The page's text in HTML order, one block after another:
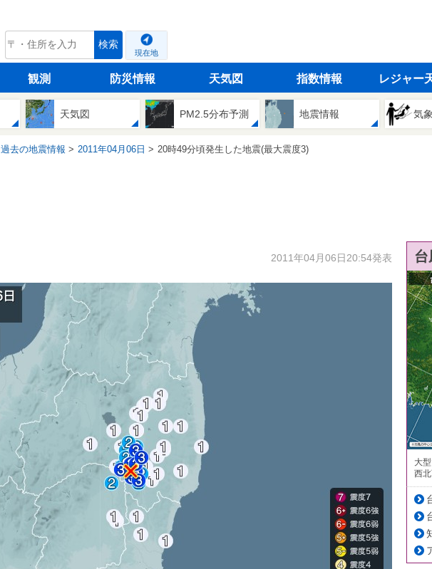
tenki.jp 検索
現在地
観測 防災情報 天気図 指数情報 レジャー
天気図 PM2.5分布予測 地震情報 気
過去の地震情報 2011年04月06日 20時49分頃発生した地震(最大震度3)
2011年04月06日20:54発表
大
西